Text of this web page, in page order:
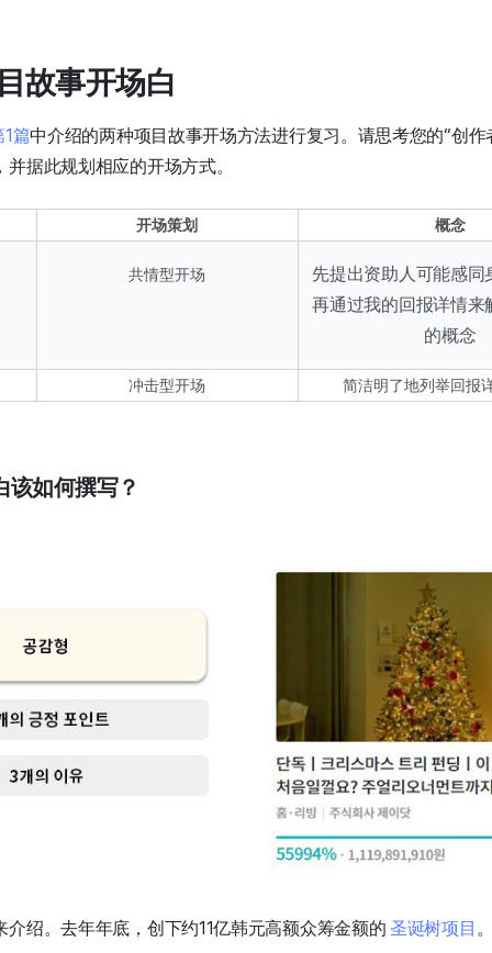
故事开场白
篇中介绍的两种项目故事开场方法进行复习。请思考您的“创
据此规划相应的开场方式。
开场策划 概念
共情型开场
先提出资助人可能感同
再通过我的回报详情来
的概念
冲击型开场 简洁明了地列举回报
该如何撰写？
绍。去年年底，创下约11亿韩元高额众筹金额的 圣诞树项目